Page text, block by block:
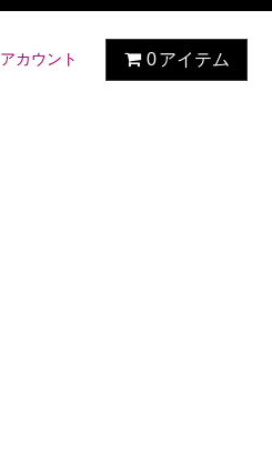
アカウント 0アイテム